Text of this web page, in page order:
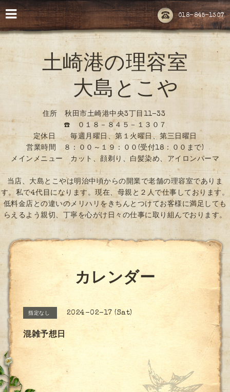
018-845-1307
土崎港の理容室
大島とこや
住所 秋田市土崎港中央3丁目11-33
☎️ ０１８－８４５－１３０７
定休日 毎週月曜日、第１火曜日、第三日曜日
営業時間 ８：００～１９：００(受付18：００まで)
メインメニュー カット、顔剃り、白髪染め、アイロンパーマ
当店、大島とこやは明治中頃からの開業で老舗の理容室でありま
す。私で4代目になります。現在、母親と２人で仕事しております。
低料金店との違いのメリハリをきちんとつけてお客様に満足しても
らえるよう親切、丁寧を心がけ日々の仕事に取り組んでおります。
カレンダー
指定なし 2024-02-17 (Sat)
混雑予想日